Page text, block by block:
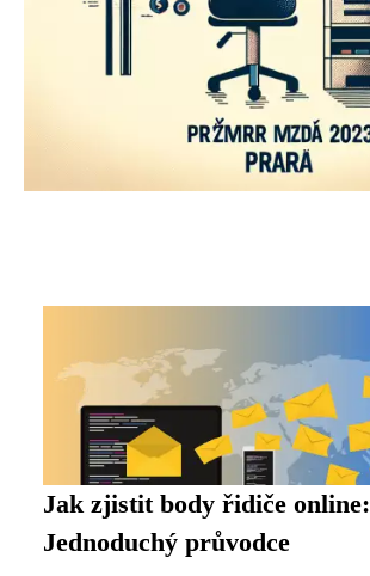
Jak zjistit body řidiče online:
Jednoduchý průvodce